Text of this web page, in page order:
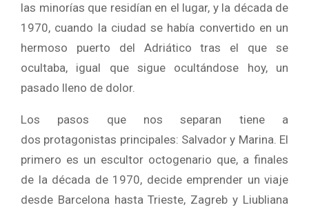
las minorías que residían en el lugar, y la década de
1970, cuando la ciudad se había convertido en un
hermoso puerto del Adriático tras el que se
ocultaba, igual que sigue ocultándose hoy, un
pasado lleno de dolor.
Los pasos que nos separan tiene a
dos protagonistas principales: Salvador y Marina. El
primero es un escultor octogenario que, a finales
de la década de 1970, decide emprender un viaje
desde Barcelona hasta Trieste, Zagreb y Liubliana